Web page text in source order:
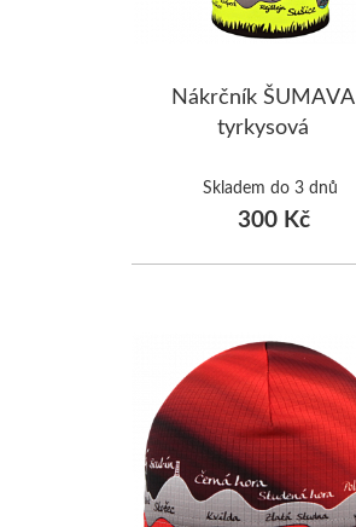
Nákrčník ŠUMAVA
tyrkysová
Skladem do 3 dnů
300 Kč